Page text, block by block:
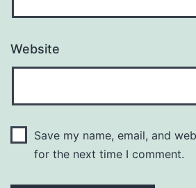
Website
Save my name, email, and
for the next time I comment.